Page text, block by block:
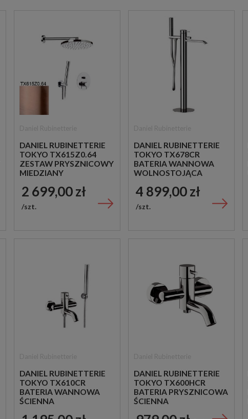
DANIEL RUBINETTERIE
TOKYO TX615Z0.64
ZESTAW PRYSZNICOWY
MIEDZIANY
2 699,00 zł
szt.
DANIEL RUBINETTERIE
TOKYO TX678CR
BATERIA WANNOWA
WOLNOSTOJĄCA
4 899,00 zł
szt.
DANIEL RUBINETTERIE
TOKYO TX610CR
BATERIA WANNOWA
ŚCIENNA
DANIEL RUBINETTERIE
TOKYO TX600HCR
BATERIA PRYSZNICOWA
ŚCIENNA